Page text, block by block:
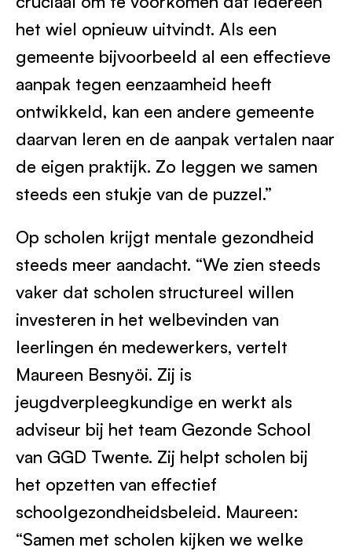
het wiel opnieuw uitvindt. Als een
gemeente bijvoorbeeld al een effectieve
aanpak tegen eenzaamheid heeft
ontwikkeld, kan een andere gemeente
daarvan leren en de aanpak vertalen naar
de eigen praktijk. Zo leggen we samen
steeds een stukje van de puzzel.”
Op scholen krijgt mentale gezondheid
steeds meer aandacht. “We zien steeds
vaker dat scholen structureel willen
investeren in het welbevinden van
leerlingen én medewerkers, vertelt
Maureen Besnyöi. Zij is
jeugdverpleegkundige en werkt als
adviseur bij het team Gezonde School
van GGD Twente. Zij helpt scholen bij
het opzetten van effectief
schoolgezondheidsbeleid. Maureen:
“Samen met scholen kijken we welke